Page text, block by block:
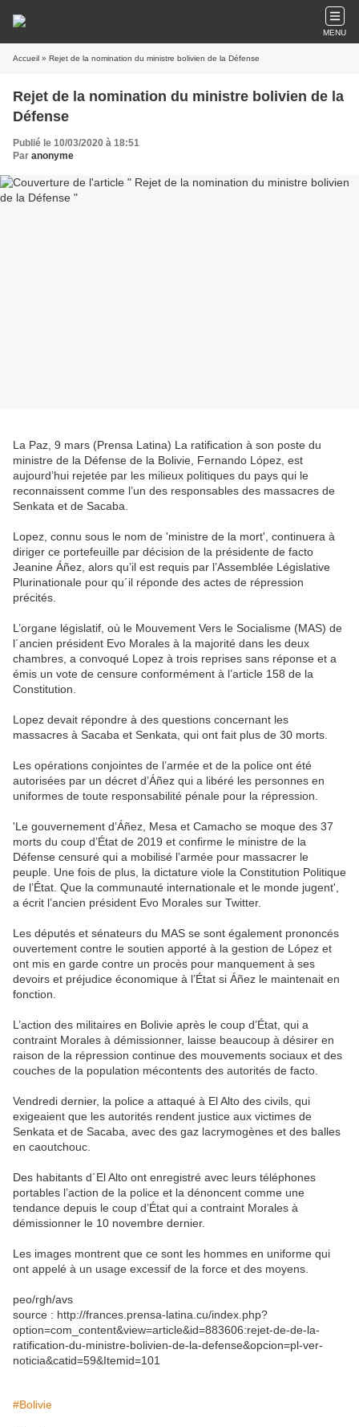
MENU
Accueil » Rejet de la nomination du ministre bolivien de la Défense
Rejet de la nomination du ministre bolivien de la
Défense
Publié le 10/03/2020 à 18:51
Par anonyme
La Paz, 9 mars (Prensa Latina) La ratification à son poste du
ministre de la Défense de la Bolivie, Fernando López, est
aujourd’hui rejetée par les milieux politiques du pays qui le
reconnaissent comme l’un des responsables des massacres de
Senkata et de Sacaba.
Lopez, connu sous le nom de 'ministre de la mort', continuera à
diriger ce portefeuille par décision de la présidente de facto
Jeanine Áñez, alors qu’il est requis par l’Assemblée Législative
Plurinationale pour qu´il réponde des actes de répression
précités.
L’organe législatif, où le Mouvement Vers le Socialisme (MAS) de
l´ancien président Evo Morales à la majorité dans les deux
chambres, a convoqué Lopez à trois reprises sans réponse et a
émis un vote de censure conformément à l’article 158 de la
Constitution.
Lopez devait répondre à des questions concernant les
massacres à Sacaba et Senkata, qui ont fait plus de 30 morts.
Les opérations conjointes de l’armée et de la police ont été
autorisées par un décret d’Áñez qui a libéré les personnes en
uniformes de toute responsabilité pénale pour la répression.
'Le gouvernement d’Áñez, Mesa et Camacho se moque des 37
morts du coup d’État de 2019 et confirme le ministre de la
Défense censuré qui a mobilisé l’armée pour massacrer le
peuple. Une fois de plus, la dictature viole la Constitution Politique
de l’État. Que la communauté internationale et le monde jugent',
a écrit l’ancien président Evo Morales sur Twitter.
Les députés et sénateurs du MAS se sont également prononcés
ouvertement contre le soutien apporté à la gestion de López et
ont mis en garde contre un procès pour manquement à ses
devoirs et préjudice économique à l’État si Áñez le maintenait en
fonction.
L’action des militaires en Bolivie après le coup d’État, qui a
contraint Morales à démissionner, laisse beaucoup à désirer en
raison de la répression continue des mouvements sociaux et des
couches de la population mécontents des autorités de facto.
Vendredi dernier, la police a attaqué à El Alto des civils, qui
exigeaient que les autorités rendent justice aux victimes de
Senkata et de Sacaba, avec des gaz lacrymogènes et des balles
en caoutchouc.
Des habitants d´El Alto ont enregistré avec leurs téléphones
portables l’action de la police et la dénoncent comme une
tendance depuis le coup d’État qui a contraint Morales à
démissionner le 10 novembre dernier.
Les images montrent que ce sont les hommes en uniforme qui
ont appelé à un usage excessif de la force et des moyens.
peo/rgh/avs
source : http://frances.prensa-latina.cu/index.php?
option=com_content&view=article&id=883606:rejet-de-de-la-
ratification-du-ministre-bolivien-de-la-defense&opcion=pl-ver-
noticia&catid=59&Itemid=101
#Bolivie